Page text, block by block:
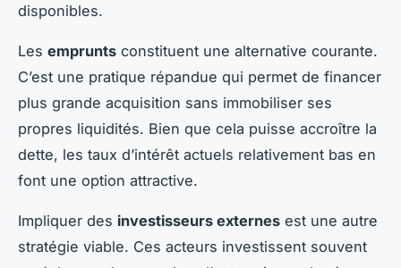
disponibles.
Les emprunts constituent une alternative courante.
C’est une pratique répandue qui permet de financer
plus grande acquisition sans immobiliser ses
propres liquidités. Bien que cela puisse accroître la
dette, les taux d’intérêt actuels relativement bas en
font une option attractive.
Impliquer des investisseurs externes est une autre
stratégie viable. Ces acteurs investissent souvent